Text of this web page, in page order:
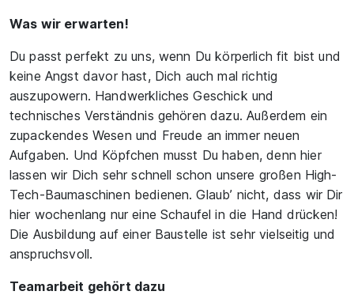
Was wir erwarten!
Du passt perfekt zu uns, wenn Du körperlich fit bist und
keine Angst davor hast, Dich auch mal richtig
auszupowern. Handwerkliches Geschick und
technisches Verständnis gehören dazu. Außerdem ein
zupackendes Wesen und Freude an immer neuen
Aufgaben. Und Köpfchen musst Du haben, denn hier
lassen wir Dich sehr schnell schon unsere großen High-
Tech-Baumaschinen bedienen. Glaub’ nicht, dass wir Dir
hier wochenlang nur eine Schaufel in die Hand drücken!
Die Ausbildung auf einer Baustelle ist sehr vielseitig und
anspruchsvoll.
Teamarbeit gehört dazu